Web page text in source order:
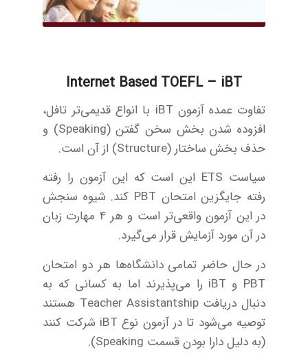
Internet Based TOEFL – iBT
تفاوت عمده آزمون iBT با انواع قدیمی‌تر تافل،
افزوده شدن بخش سخن گفتن (Speaking) و
حذف بخش ساختار (Structure) از آن است.
سیاست ETS این است که این آزمون را رفته
رفته جایگزین امتحان PBT کند. شیوه سنجش
در این آزمون واقعی‌تر است و هر 4 مهارت زبان
در آن مورد آزمایش قرار می‌گیرد.
در حال حاضر تمامی دانشگاه‌ها هر دو امتحان
PBT و iBT را می‌پذیرند اما به کسانی که به
دنبال دریافت Teacher Assistantship هستند
توصیه می‌شود تا در آزمون نوع iBT شرکت کنند
(به دلیل دارا بودن قسمت Speaking).